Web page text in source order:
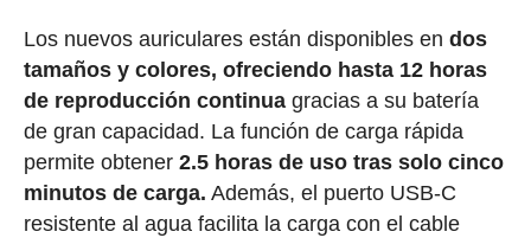
Los nuevos auriculares están disponibles en dos
tamaños y colores, ofreciendo hasta 12 horas
de reproducción continuagracias a su batería
de gran capacidad. La función de carga rápida
permite obtener 2.5 horas de uso tras solo cinco
minutos de carga. Además, el puerto USB-C
resistente al agua facilita la carga con el cable